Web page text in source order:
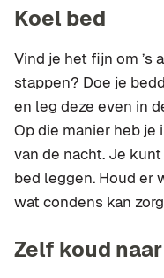
Koel bed
Vind je het fijn om ’s
stappen? Doe je
en leg deze even in
Op die manier heb je
van de nacht. Je
bed leggen. Houd er
wat condens kan
Zelf koud